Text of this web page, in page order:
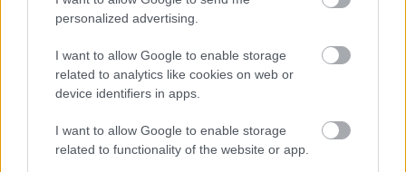
personalized advertising.
I want to allow Google to enable storage
related to analytics like cookies on web or
device identifiers in apps.
I want to allow Google to enable storage
related to functionality of the website or app.